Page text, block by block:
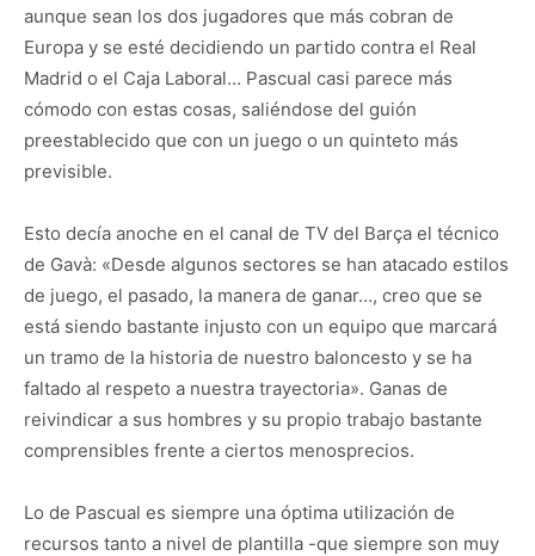
aunque sean los dos jugadores que más cobran de
Europa y se esté decidiendo un partido contra el Real
Madrid o el Caja Laboral… Pascual casi parece más
cómodo con estas cosas, saliéndose del guión
preestablecido que con un juego o un quinteto más
previsible.
Esto decía anoche en el canal de TV del Barça el técnico
de Gavà: «Desde algunos sectores se han atacado estilos
de juego, el pasado, la manera de ganar…, creo que se
está siendo bastante injusto con un equipo que marcará
un tramo de la historia de nuestro baloncesto y se ha
faltado al respeto a nuestra trayectoria». Ganas de
reivindicar a sus hombres y su propio trabajo bastante
comprensibles frente a ciertos menosprecios.
Lo de Pascual es siempre una óptima utilización de
recursos tanto a nivel de plantilla -que siempre son muy